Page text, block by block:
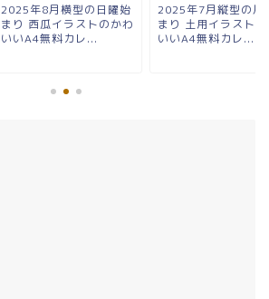
2025年8月横型の日曜始
まり 西瓜イラストのかわ
いいA4無料カレ...
2025年7月縦型の月
まり 土用イラスト
いいA4無料カレ...